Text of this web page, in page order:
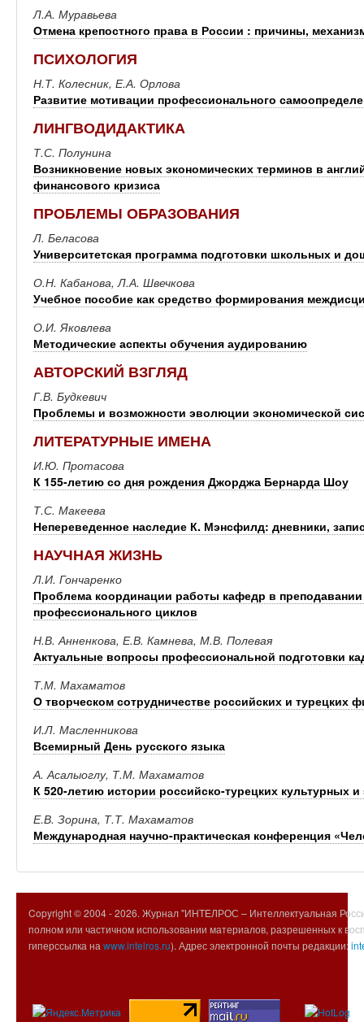
Л.А. Муравьева
Отмена крепостного права в России : причины,
ПСИХОЛОГИЯ
Н.Т. Колесник, Е.А. Орлова
Развитие мотивации профессионального
ЛИНГВОДИДАКТИКА
Т.С. Полунина
Возникновение новых экономических терминов в
финансового кризиса
ПРОБЛЕМЫ ОБРАЗОВАНИЯ
Л. Беласова
Университетская программа подготовки школьных и
О.Н. Кабанова, Л.А. Швечкова
Учебное пособие как средство формирования
О.И. Яковлева
Методические аспекты обучения аудированию
АВТОРСКИЙ ВЗГЛЯД
Г.В. Будкевич
Проблемы и возможности эволюции экономической
ЛИТЕРАТУРНЫЕ ИМЕНА
И.Ю. Протасова
К 155-летию со дня рождения Джорджа Бернарда Шоу
Т.С. Макеева
Непереведенное наследие К. Мэнсфилд: дневники,
НАУЧНАЯ ЖИЗНЬ
Л.И. Гончаренко
Проблема координации работы кафедр в
профессионального циклов
Н.В. Анненкова, Е.В. Камнева, М.В. Полевая
Актуальные вопросы профессиональной подготовки
Т.М. Махаматов
О творческом сотрудничестве российских и турецких
И.Л. Масленникова
Всемирный День русского языка
А. Асалыоглу, Т.М. Махаматов
К 520-летию истории российско-турецких культурных и
Е.В. Зорина, Т.Т. Махаматов
Международная научно-практическая конференция
Copyright © 2004 -2026. Журнал "ИНТЕЛРОС – Интеллектуальная
полном или частичном использовании материалов, разрешенных к
гиперссылка на www.intelros.ru). Адрес электронной почты редакции: